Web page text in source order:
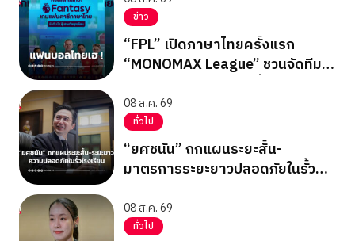
ข่าว
“FPL” เปิดภาษาไทยครั้งแรก
“MONOMAX League” ชวนจัดทีม
08 ส.ค. 69
ทั่วไป
“ยศชนัน” ถกแผนระยะสั้น-
มาตรการระยะยาวปลอดภัยในรั้ว
08 ส.ค. 69
ทั่วไป